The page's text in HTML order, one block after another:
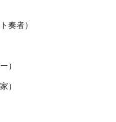
奏者）
）
）